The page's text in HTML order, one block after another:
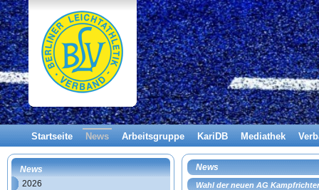
Startseite News Arbeitsgruppe KariDB Mediathek
News
2026
News
Wahl der neuen AG